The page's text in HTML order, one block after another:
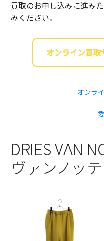
買取のお申し込みに進み
みください。
オンライン買
オンラ
DRIES VAN
ヴァンノッ